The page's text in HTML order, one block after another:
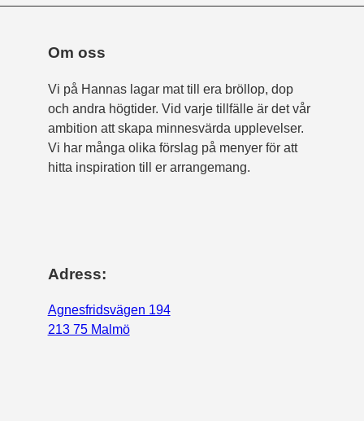
Om oss
Vi på Hannas lagar mat till era bröllop, dop
och andra högtider. Vid varje tillfälle är det vår
ambition att skapa minnesvärda upplevelser.
Vi har många olika förslag på menyer för att
hitta inspiration till er arrangemang.
Adress:
Agnesfridsvägen 194
213 75 Malmö